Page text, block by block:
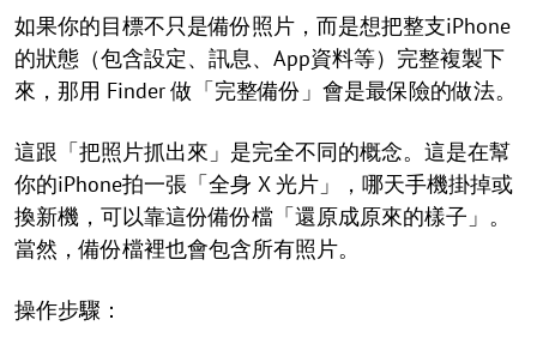
如果你的目標不只是備份照片，而是想把整支iPhone
的狀態（包含設定、訊息、App資料等）完整複製下
來，那用 Finder 做「完整備份」會是最保險的做法。
這跟「把照片抓出來」是完全不同的概念。這是在幫
你的iPhone拍一張「全身 X 光片」，哪天手機掛掉或
換新機，可以靠這份備份檔「還原成原來的樣子」。
當然，備份檔裡也會包含所有照片。
操作步驟：